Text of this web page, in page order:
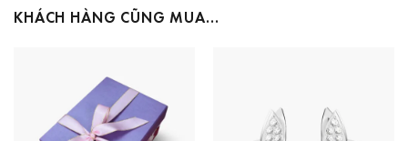
KHÁCH HÀNG CŨNG MUA…